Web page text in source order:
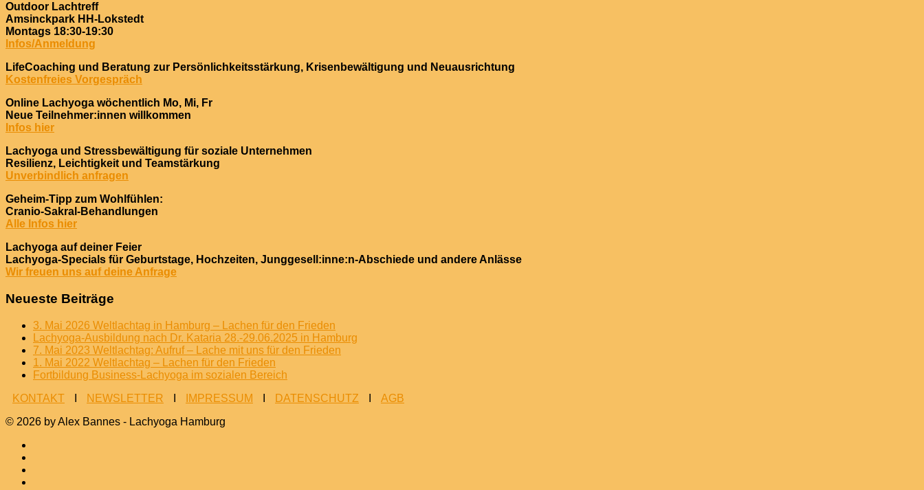
Outdoor Lachtreff
Amsinckpark HH-Lokstedt
Montags 18:30-19:30
Infos/Anmeldung
LifeCoaching und Beratung zur Persönlichkeitsstärkung, Krisenbewältigung und Neuausrichtung
Kostenfreies Vorgespräch
Online Lachyoga wöchentlich Mo, Mi, Fr
Neue Teilnehmer:innen willkommen
Infos hier
Lachyoga und Stressbewältigung für soziale Unternehmen
Resilienz, Leichtigkeit und Teamstärkung
Unverbindlich anfragen
Geheim-Tipp zum Wohlfühlen:
Cranio-Sakral-Behandlungen
Alle Infos hier
Lachyoga auf deiner Feier
Lachyoga-Specials für Geburtstage, Hochzeiten, Junggesell:inne:n-Abschiede und andere Anlässe
Wir freuen uns auf deine Anfrage
Neueste Beiträge
3. Mai 2026 Weltlachtag in Hamburg – Lachen für den Frieden
Lachyoga-Ausbildung nach Dr. Kataria 28.-29.06.2025 in Hamburg
7. Mai 2023 Weltlachtag: Aufruf – Lache mit uns für den Frieden
1. Mai 2022 Weltlachtag – Lachen für den Frieden
Fortbildung Business-Lachyoga im sozialen Bereich
KONTAKT
NEWSLETTER IMPRESSUM DATENSCHUTZ
AGB
© 2026 by Alex Bannes - Lachyoga Hamburg